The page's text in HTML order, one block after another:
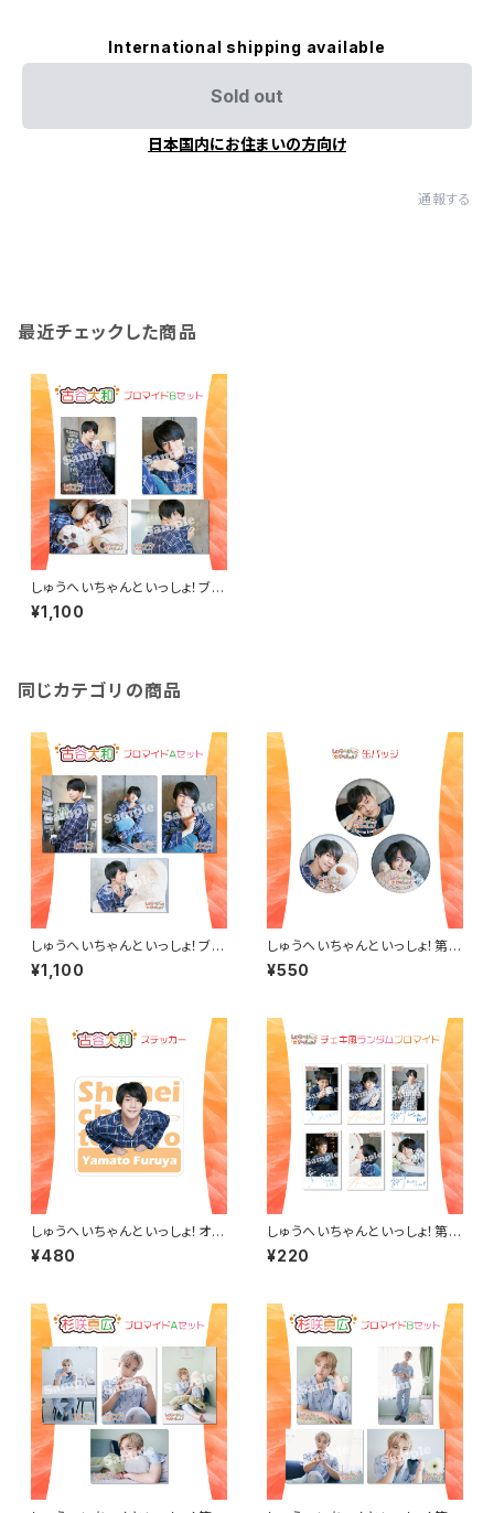
International shipping available
Sold out
日本国内にお住まいの方向け
通報する
最近チェックした商品
しゅうへいちゃんといっしょ！ブロ
マイドB（古谷大和）
¥1,100
同じカテゴリの商品
しゅうへいちゃんといっしょ！ブロ
マイドA（古谷大和）
¥1,100
しゅうへいちゃんといっしょ！第９
夜ランダム缶バッジ（全３種）
¥550
しゅうへいちゃんといっしょ！オリ
ジナルステッカー（古谷大和）
¥480
しゅうへいちゃんといっしょ！第９
夜チェキ風ランダムブロマイド
（全６種）
¥220